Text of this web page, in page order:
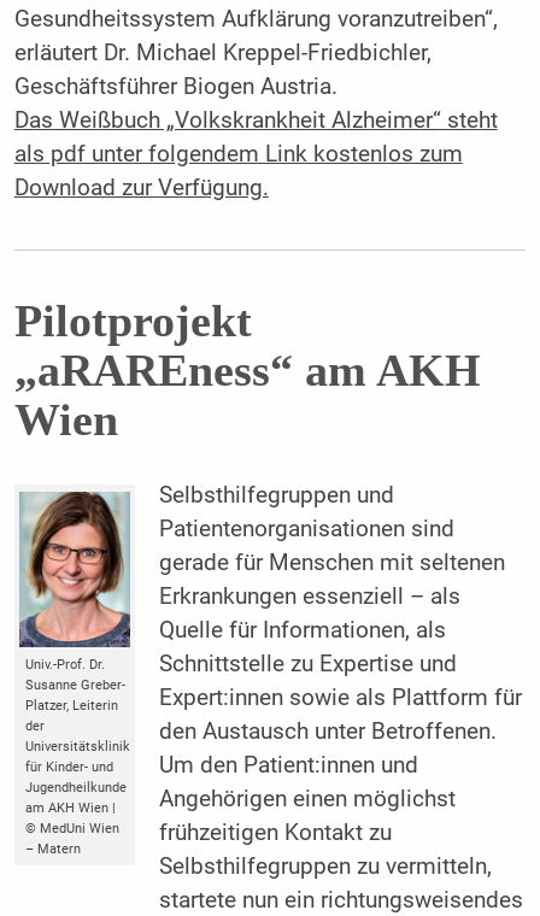
Gesundheitssystem Aufklärung voranzutreiben“,
erläutert Dr. Michael ­Kreppel-Friedbichler,
Geschäftsführer Biogen Austria.
Das Weißbuch „Volkskrankheit Alzheimer“ steht
als pdf unter folgendem Link kostenlos zum
Download zur Verfügung.
Pilotprojekt
„aRAREness“ am AKH
Wien
Univ.-Prof. Dr.
Susanne Greber-
Platzer, Leiterin
der
Universitätsklinik
für Kinder- und
Jugendheilkunde
am AKH Wien |
© MedUni Wien
– Matern
Selbsthilfegruppen und
Patientenorganisationen sind
gerade für Menschen mit seltenen
Erkrankungen essenziell – als
Quelle für Informationen, als
Schnittstelle zu Expertise und
Expert:innen sowie als Plattform für
den Austausch unter Betroffenen.
Um den Patient:innen und
Angehörigen einen möglichst
frühzeitigen Kontakt zu
Selbsthilfegruppen zu vermitteln,
startete nun ein richtungsweisendes